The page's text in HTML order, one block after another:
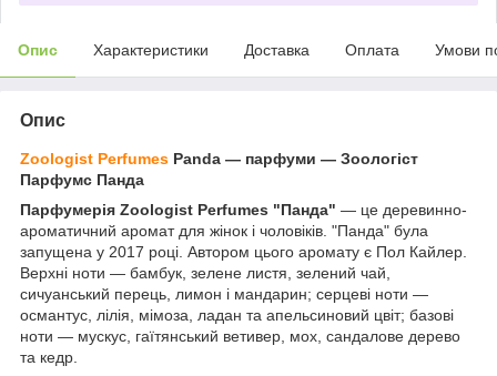
Опис Характеристики Доставка Оплата Умови
Опис
Zoologist Perfumes Panda — парфуми — Зоологіст
Парфумс Панда
Парфумерія Zoologist Perfumes "Панда" — це деревинно-
ароматичний аромат для жінок і чоловіків. "Панда" була
запущена у 2017 році. Автором цього аромату є Пол Кайлер.
Верхні ноти — бамбук, зелене листя, зелений чай,
сичуанський перець, лимон і мандарин; серцеві ноти —
османтус, лілія, мімоза, ладан та апельсиновий цвіт; базові
ноти — мускус, гаїтянський ветивер, мох, сандалове дерево
та кедр.